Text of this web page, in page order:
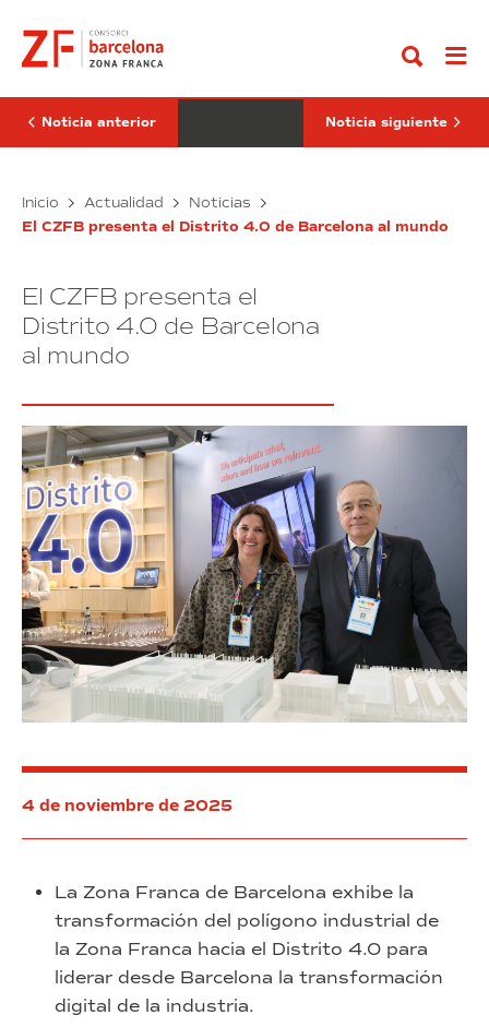
contenido
presenta
ante
30
su
apuesta
industria
4.0
Noticia anterior
mínimamente
RobSurgical
se
Barcelona
Noticia siguiente
Inicio Actualidad Noticias
El CZFB presenta el Distrito 4.0 de Barcelona al mundo
El CZFB presenta el
Distrito 4.0 de Barcelona
al mundo
4 de noviembre de 2025
La Zona Franca de Barcelona exhibe la
transformación del polígono industrial de
la Zona Franca hacia el Distrito 4.0 para
liderar desde Barcelona la transformación
digital de la industria.
CZFB
presenta
cónsules
su
apuesta
internacional
liderar
la
industria
4.0
quirúrgica
ecosistema
de
Barcelona